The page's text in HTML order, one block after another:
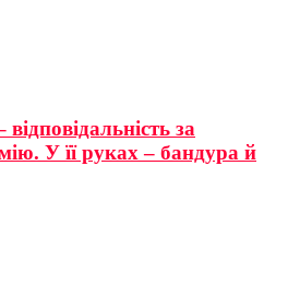
за
У її руках – бандура й